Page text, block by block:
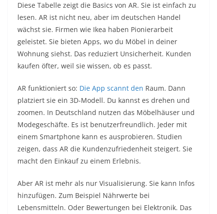
Diese Tabelle zeigt die Basics von AR. Sie ist einfach zu
lesen. AR ist nicht neu, aber im deutschen Handel
wächst sie. Firmen wie Ikea haben Pionierarbeit
geleistet. Sie bieten Apps, wo du Möbel in deiner
Wohnung siehst. Das reduziert Unsicherheit. Kunden
kaufen öfter, weil sie wissen, ob es passt.
AR funktioniert so: Die App scannt den Raum. Dann
platziert sie ein 3D-Modell. Du kannst es drehen und
zoomen. In Deutschland nutzen das Möbelhäuser und
Modegeschäfte. Es ist benutzerfreundlich. Jeder mit
einem Smartphone kann es ausprobieren. Studien
zeigen, dass AR die Kundenzufriedenheit steigert. Sie
macht den Einkauf zu einem Erlebnis.
Aber AR ist mehr als nur Visualisierung. Sie kann Infos
hinzufügen. Zum Beispiel Nährwerte bei
Lebensmitteln. Oder Bewertungen bei Elektronik. Das